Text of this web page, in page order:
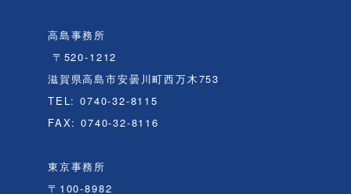
高島事務所
〒520-1212
滋賀県高島市安曇川町西万木753
TEL: 0740-32-8115
FAX: 0740-32-8116
東京事務所
〒100-8982